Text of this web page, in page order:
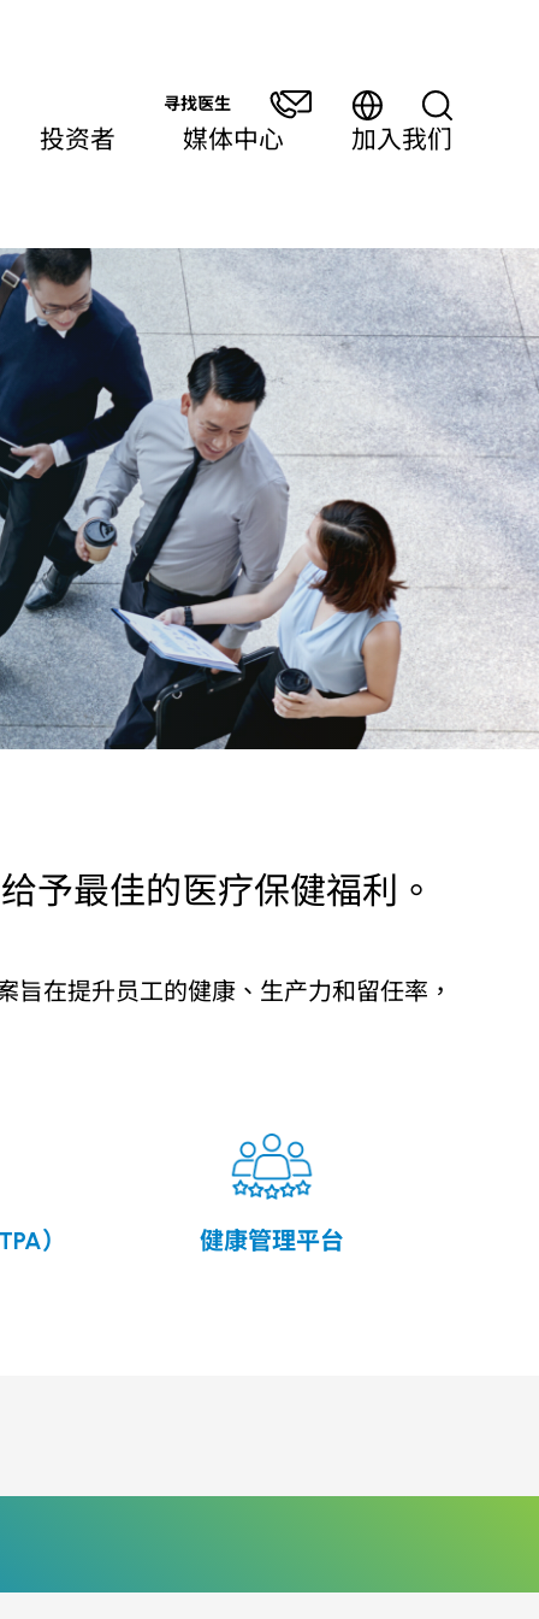
寻找医生
投资者 媒体中心 加入我们
予最佳的医疗保健福利。
在提升员工的健康、生产力和留任率，
） 健康管理平台